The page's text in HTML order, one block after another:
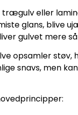
trægulv eller
glans, blive
gulvet mere
opsamler
snavs, men